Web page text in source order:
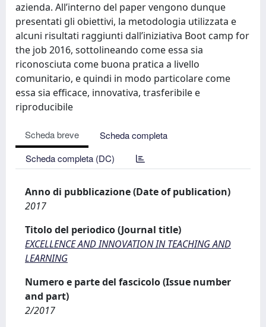
azienda. All’interno del paper vengono dunque
presentati gli obiettivi, la metodologia utilizzata e
alcuni risultati raggiunti dall’iniziativa Boot camp for
the job 2016, sottolineando come essa sia
riconosciuta come buona pratica a livello
comunitario, e quindi in modo particolare come
essa sia efficace, innovativa, trasferibile e
riproducibile
Scheda breve
Scheda completa
Scheda completa (DC)
Anno di pubblicazione (Date of publication)
2017
Titolo del periodico (Journal title)
EXCELLENCE AND INNOVATION IN TEACHING AND
LEARNING
Numero e parte del fascicolo (Issue number
and part)
2/2017